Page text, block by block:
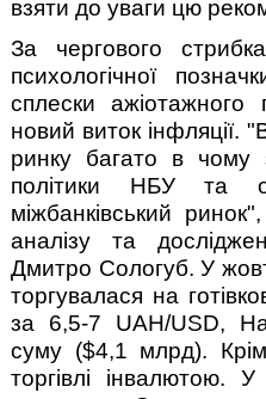
взяти до уваги цю
За чергового
психологічної
сплески ажіотажного
новий виток інфляції.
ринку багато в чому
політики НБУ та
міжбанківський
аналізу та
Дмитро Сологуб. У
торгувалася на
за 6,5-7 UAH/USD,
суму ($4,1 млрд).
торгівлі інвалютою.